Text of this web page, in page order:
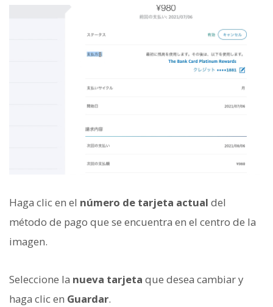
Haga clic en el número de tarjeta actual del
método de pago que se encuentra en el centro de la
imagen.
Seleccione la nueva tarjeta que desea cambiar y
haga clic en Guardar.